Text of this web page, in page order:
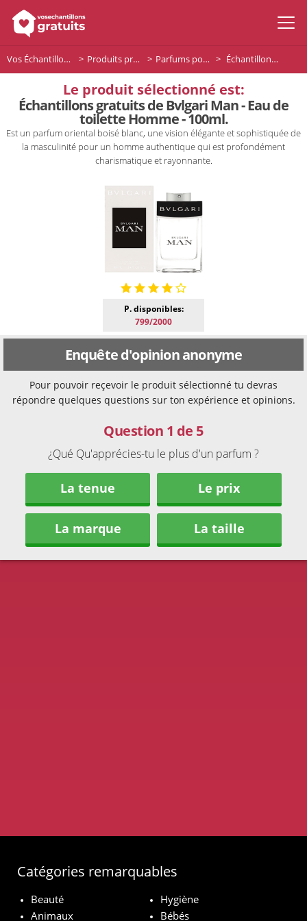
Vos Échantillons Gratuits Produits premium Parfums pour homme Échantillons gratuits de Bvlgari Man - Eau de toilette Homme - 100ml.
Le produit sélectionné est:
Échantillons gratuits de Bvlgari Man - Eau de
toilette Homme - 100ml.
Est un parfum oriental boisé blanc, une vision élégante et sophistiquée de
la masculinité pour un homme authentique qui est profondément
charismatique et rayonnante.
P. disponibles:
799/2000
Enquête d'opinion anonyme
Pour pouvoir reçevoir le produit sélectionné tu devras
répondre quelques questions sur ton expérience et opinions.
Question 1 de 5
¿Qué Qu'apprécies-tu le plus d'un parfum ?
La tenue Le prix
La marque La taille
Catégories remarquables
Beauté
Hygiène
Animaux
Bébés